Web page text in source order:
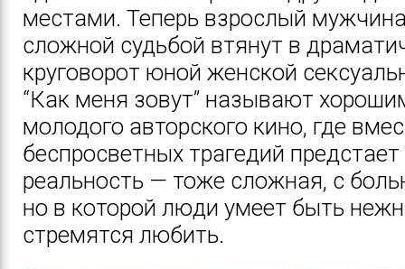
местами. Теперь взрослый
сложной судьбой втянут в
круговорот юной женской
“Как меня зовут” называют
молодого авторского кино, где
беспросветных трагедий
реальность — тоже сложная, с
но в которой люди умеет быть
стремятся любить.